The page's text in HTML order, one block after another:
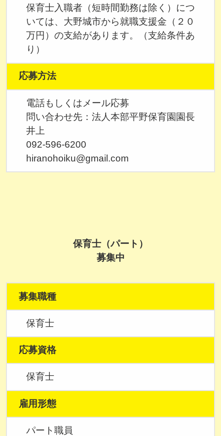
保育士入職者（短時間勤務は除く）につ
いては、大野城市から就職支援金（２０
万円）の支給があります。（支給条件あ
り）
応募方法
電話もしくはメール応募
問い合わせ先：法人本部平野保育園園長
井上
092-596-6200
hiranohoiku@gmail.com
保育士（パート）
募集中
募集職種
保育士
応募資格
保育士
雇用形態
パート職員